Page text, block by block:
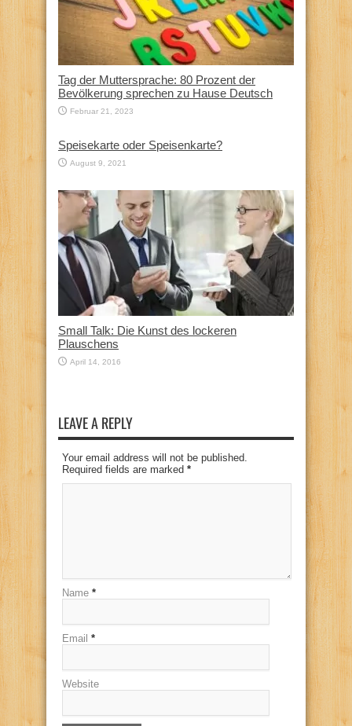
Tag der Muttersprache: 80 Prozent der
Bevölkerung sprechen zu Hause Deutsch
Februar 21, 2023
Speisekarte oder Speisenkarte?
August 9, 2021
Small Talk: Die Kunst des lockeren
Plauschens
April 14, 2016
LEAVE A REPLY
Your email address will not be published.
Required fields are marked *
Name *
Email *
Website